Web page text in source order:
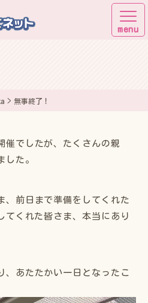
無事終了！
催でしたが、たくさんの親
した。
、前日まで準備をしてくれた
てくれた皆さま、本当にあり
、あたたかい一日となったこ